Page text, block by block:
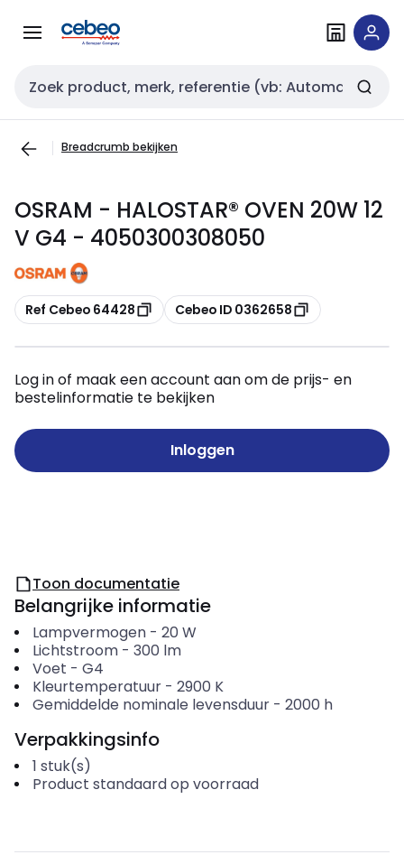
naar
naar
Zoekveld invoer
Breadcrumb bekijken
OSRAM - HALOSTAR® OVEN 20W 12
V G4 - 4050300308050
Kopiëren
Ref Cebeo 64428 Kopiëren
Cebeo ID 0362658
Log in of maak een account aan om de prijs- en
bestelinformatie te bekijken
Inloggen
Toon documentatie
Belangrijke informatie
Lampvermogen- 20 W
Lichtstroom- 300 lm
Voet - G4
Kleurtemperatuur- 2900 K
Gemiddelde nominale levensduur- 2000 h
Verpakkingsinfo
1 stuk(s)
Product standaard op voorraad